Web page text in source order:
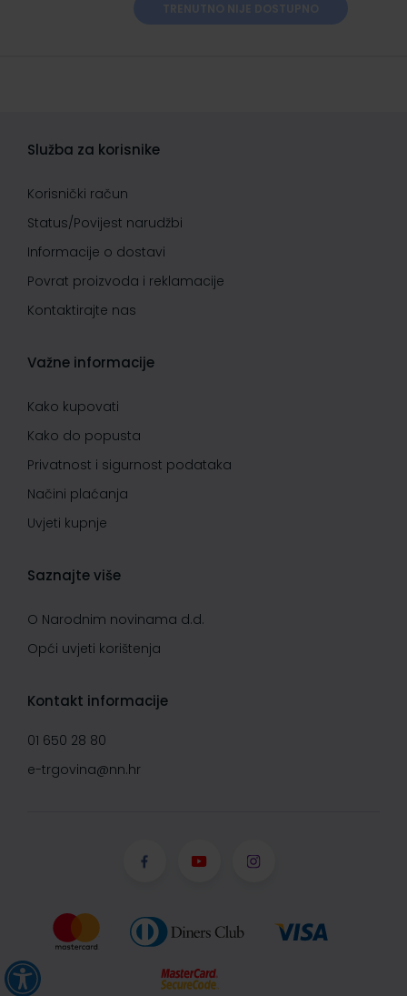
Služba za korisnike
Korisnički račun
Status/Povijest narudžbi
Informacije o dostavi
Povrat proizvoda i reklamacije
Kontaktirajte nas
Važne informacije
Kako kupovati
Kako do popusta
Privatnost i sigurnost podataka
Načini plaćanja
Uvjeti kupnje
Saznajte više
O Narodnim novinama d.d.
Opći uvjeti korištenja
Kontakt informacije
01 650 28 80
e-trgovina@nn.hr